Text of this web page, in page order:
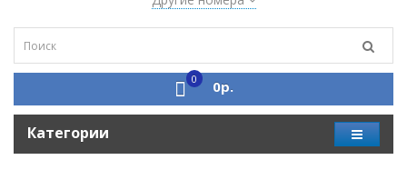
0 0р.
Категории